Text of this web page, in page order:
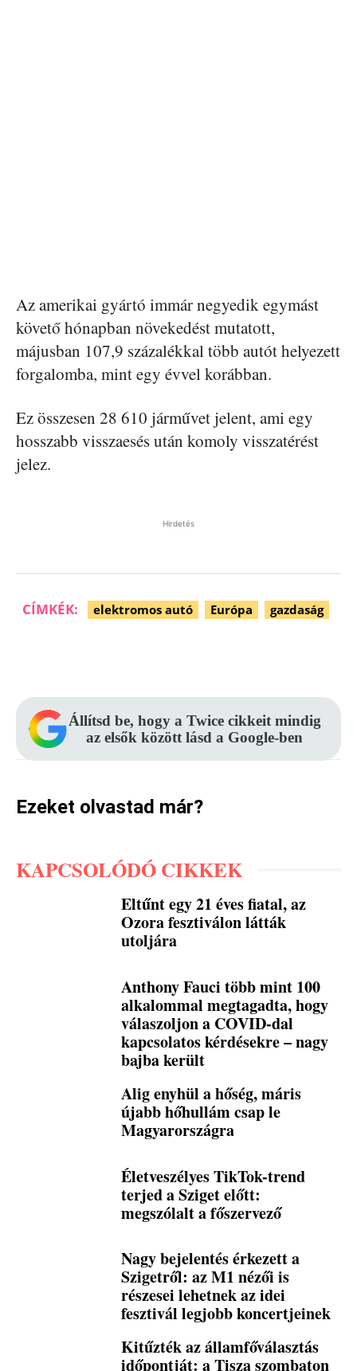
Az amerikai gyártó immár negyedik egymást
követő hónapban növekedést mutatott,
májusban 107,9 százalékkal több autót helyezett
forgalomba, mint egy évvel korábban.
Ez összesen 28 610 járművet jelent, ami egy
hosszabb visszaesés után komoly visszatérést
jelez.
Hirdetés
CÍMKÉK: elektromos autó Európa gazdaság
Állítsd be, hogy a Twice cikkeit mindig
az elsők között lásd a Google-ben
Ezeket olvastad már?
KAPCSOLÓDÓ CIKKEK
Eltűnt egy 21 éves fiatal, az
Ozora fesztiválon látták
utoljára
Anthony Fauci több mint 100
alkalommal megtagadta, hogy
válaszoljon a COVID-dal
kapcsolatos kérdésekre – nagy
bajba került
Alig enyhül a hőség, máris
újabb hőhullám csap le
Magyarországra
Életveszélyes TikTok-trend
terjed a Sziget előtt:
megszólalt a főszervező
Nagy bejelentés érkezett a
Szigetről: az M1 nézői is
részesei lehetnek az idei
fesztivál legjobb koncertjeinek
Kitűzték az államfőválasztás
időpontját: a Tisza szombaton